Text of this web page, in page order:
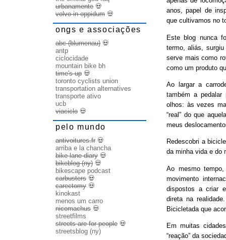
anos, papel de
que cultivamos no
Este blog nunca
termo, aliás,
serve mais como
como um produto
Ao largar a
também a pedalar
olhos: às vezes
“real” do que
meus
Redescobri a
da minha vida e do
Ao mesmo
movimento
dispostos a criar
direta na
Bicicletada que
Em muitas
“reação” da
urbanamente 💀
volvo in oppidum 💀
ongs e associações
abc (blumenau) 💀
antp
ciclocidade
mountain bike bh
time's up 💀
toronto cyclists union
transportation alternatives
transporte ativo
ucb
viaciclo 💀
pelo mundo
antivoitures.fr 💀
arriba e la chancha
bike lane diary 💀
bikeblog (ny) 💀
bikescape podcast
carbusters 💀
carectomy 💀
kinokast
menos um carro
nicomachus 💀
streetfilms
streets are for people 💀
streetsblog (ny)